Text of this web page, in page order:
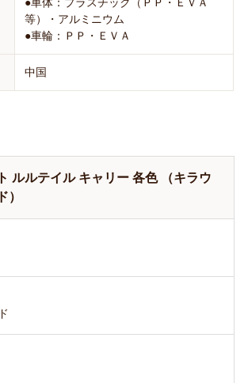
等）・アルミニウム
●車輪：ＰＰ・ＥＶＡ
中国
ルルテイル キャリー 各色 （キラウ
）